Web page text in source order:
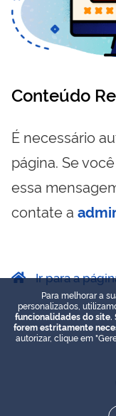
Conteúdo
É necessário
página. Se
essa
contate a
Ir para a
Para melhorar a
personalizados,
funcionalidades do site.
forem estritamente
autorizar, clique em